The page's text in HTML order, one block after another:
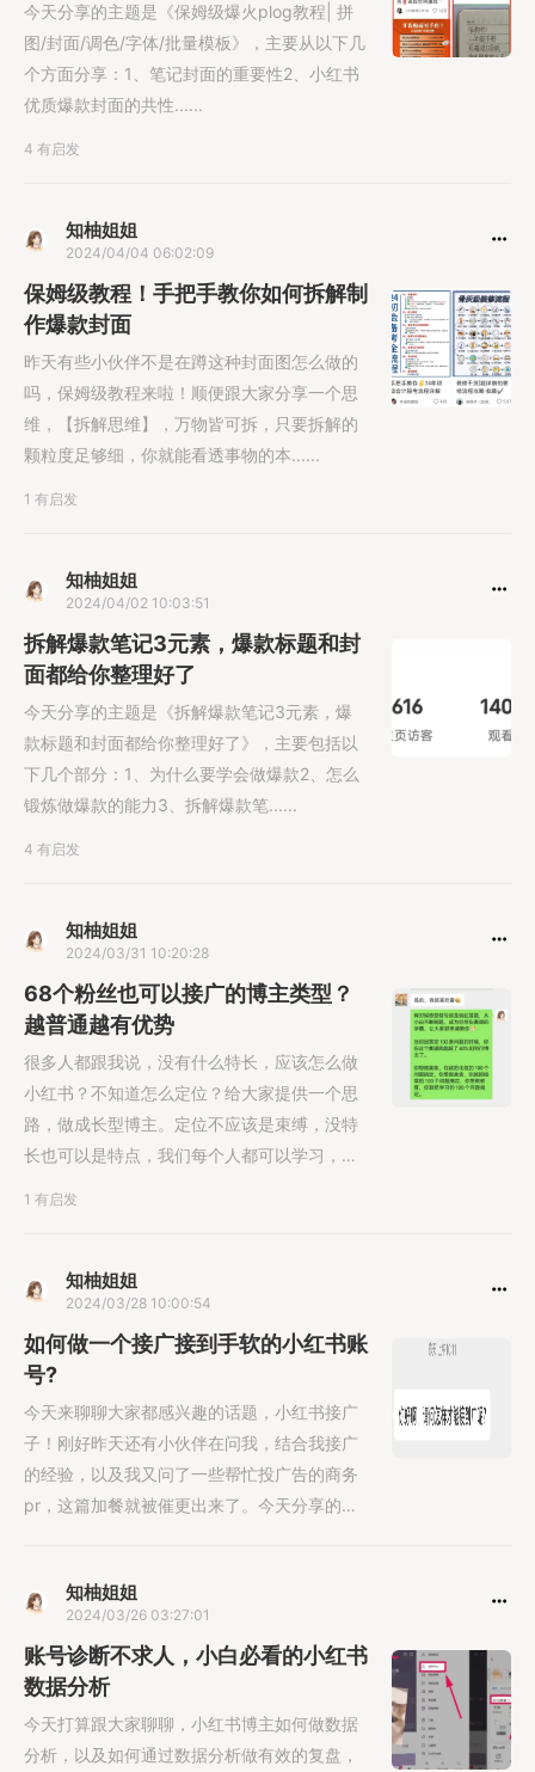
今天分享的主题是《保姆级爆火plog教程| 拼
图/封面/调色/字体/批量模板》，主要从以下几
个方面分享：1、笔记封面的重要性2、小红书
优质爆款封面的共性......
4 有启发
知柚姐姐
2024/04/04 06:02:09
保姆级教程！手把手教你如何拆解制
作爆款封面
昨天有些小伙伴不是在蹲这种封面图怎么做的
吗，保姆级教程来啦！顺便跟大家分享一个思
维，【拆解思维】，万物皆可拆，只要拆解的
颗粒度足够细，你就能看透事物的本......
1 有启发
知柚姐姐
2024/04/02 10:03:51
拆解爆款笔记3元素，爆款标题和封
面都给你整理好了
今天分享的主题是《拆解爆款笔记3元素，爆
款标题和封面都给你整理好了》，主要包括以
下几个部分：1、为什么要学会做爆款2、怎么
锻炼做爆款的能力3、拆解爆款笔......
4 有启发
知柚姐姐
2024/03/31 10:20:28
68个粉丝也可以接广的博主类型？
越普通越有优势
很多人都跟我说，没有什么特长，应该怎么做
小红书？不知道怎么定位？给大家提供一个思
路，做成长型博主。定位不应该是束缚，没特
长也可以是特点，我们每个人都可以学习，记
1 有启发
知柚姐姐
2024/03/28 10:00:54
如何做一个接广接到手软的小红书账
号?
今天来聊聊大家都感兴趣的话题，小红书接广
子！刚好昨天还有小伙伴在问我，结合我接广
的经验，以及我又问了一些帮忙投广告的商务
pr，这篇加餐就被催更出来了。今天分享的主
知柚姐姐
2024/03/26 03:27:01
账号诊断不求人，小白必看的小红书
数据分析
今天打算跟大家聊聊，小红书博主如何做数据
分析，以及如何通过数据分析做有效的复盘，